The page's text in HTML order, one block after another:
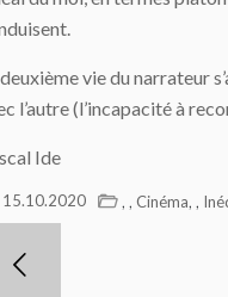
vie du narrateur
l’autre (l’incapacité à
Ide
15.10.2020 , , Cinéma, ,